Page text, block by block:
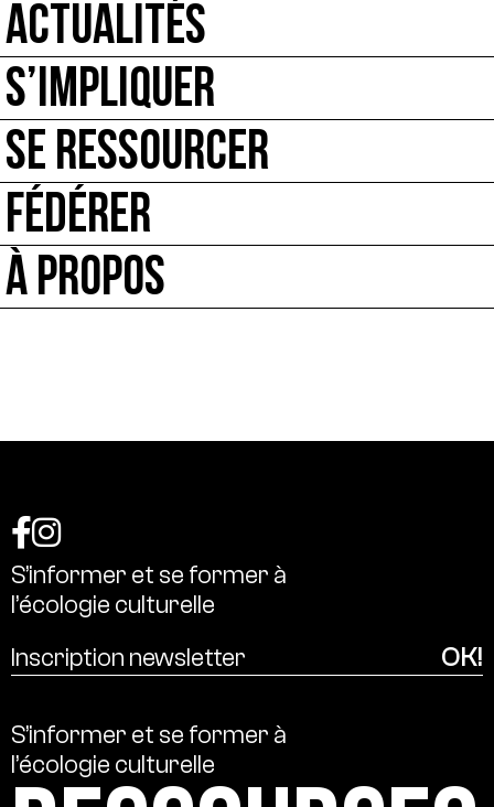
ACTUALITÉS
S’IMPLIQUER
SE RESSOURCER
FÉDÉRER
À PROPOS
S’informer et se former à
l’écologie culturelle
S’informer et se former à
l’écologie culturelle